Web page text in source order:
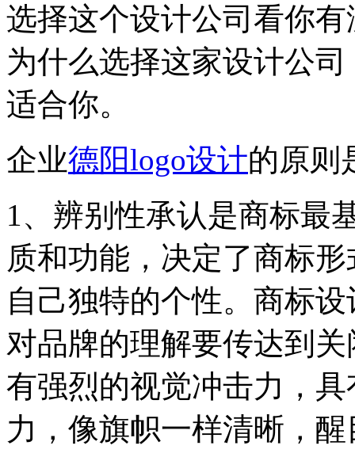
选择这个设计公司看你
为什么选择这家设计公
适合你。
企业德阳logo设计的原则
1、辨别性承认是商标最
质和功能，决定了商标
自己独特的个性。商标
对品牌的理解要传达到
有强烈的视觉冲击力，
力，像旗帜一样清晰，